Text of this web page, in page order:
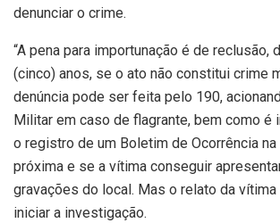
denunciar o crime.
“A pena para importunação é de reclusão,
(cinco) anos, se o ato não constitui crime
denúncia pode ser feita pelo 190,
Militar em caso de flagrante, bem como é
o registro de um Boletim de Ocorrência
próxima e se a vítima conseguir
gravações do local. Mas o relato da
iniciar a investigação.